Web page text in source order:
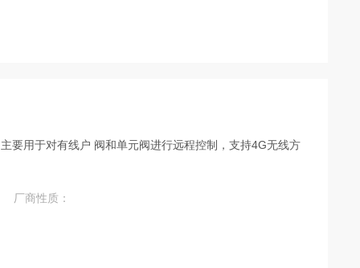
要用于对有线户 阀和单元阀进行远程控制，支持4G无线方
厂商性质：